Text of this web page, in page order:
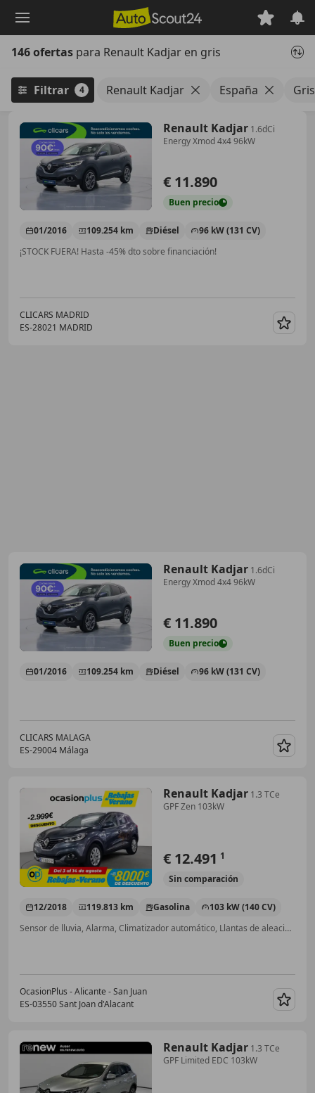
principal
146 ofertas para Renault Kadjar en gris
Filtrar 4 Renault Kadjar España Gris
Renault Kadjar 1.6dCi
Energy Xmod 4x4 96kW
€ 11.890
Buen precio
01/2016 109.254 km Diésel
96 kW (131 CV)
¡STOCK FUERA! Hasta -45% dto sobre financiación!
CLICARS MADRID
ES-28021 MADRID
Renault Kadjar 1.6dCi
Energy Xmod 4x4 96kW
€ 11.890
Buen precio
01/2016 109.254 km Diésel 96 kW (131 CV)
CLICARS MALAGA
ES-29004 Málaga
Renault Kadjar 1.3 TCe
GPF Zen 103kW
€ 12.491 1
Sin comparación
12/2018 119.813 km Gasolina
103 kW (140 CV)
Sensor de lluvia, Alarma, Climatizador automático, Llantas de aleación, Ventanas tintadas, Airbag del conductor, Bluetooth, Airbags laterales
OcasionPlus - Alicante - San Juan
ES-03550 Sant Joan d'Alacant
Renault Kadjar 1.3 TCe
GPF Limited EDC 103kW